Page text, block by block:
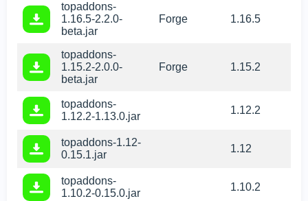
topaddons-
1.16.5-2.2.0-
beta.jar
Forge 1.16.5
topaddons-
1.15.2-2.0.0-
beta.jar
Forge 1.15.2
topaddons-
1.12.2-1.13.0.jar
1.12.2
topaddons-1.12-
0.15.1.jar
1.12
topaddons-
1.10.2-0.15.0.jar
1.10.2